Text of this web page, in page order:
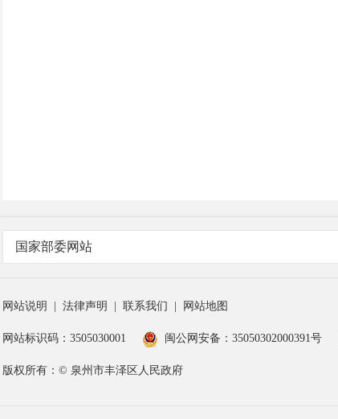
国家部委网站
网站说明 法律声明 联系我们 网站地图
网站标识码：3505030001 闽公网安备：35050302000391号
版权所有：© 泉州市丰泽区人民政府